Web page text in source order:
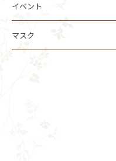
イベント
マスク